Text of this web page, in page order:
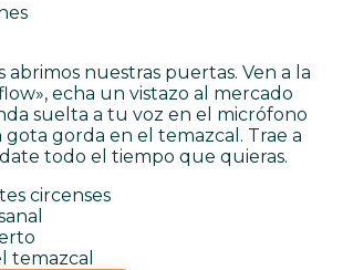
abrimos nuestras puertas. Ven a la
echa un vistazo al mercado
suelta a tu voz en el micrófono
gota gorda en el temazcal. Trae a
todo el tiempo que quieras.
circenses
temazcal